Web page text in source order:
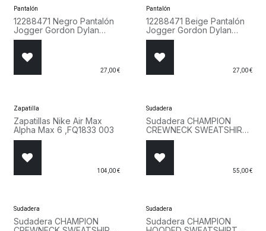
Pantalón
12288471 Negro Pantalón
Jogger Gordon Dylan
Jack & Jones
27,00€
Pantalón
12288471 Beige Pantalón
Jogger Gordon Dylan
Jack & Jones
27,00€
Zapatilla
Zapatillas Nike Air Max
Alpha Max 6 ,FQ1833 003
104,00€
Sudadera
Sudadera CHAMPION
CREWNECK SWEATSHIRT
220254 NBK Negro
55,00€
Sudadera
Sudadera CHAMPION
Sudadera
Sudadera CHAMPION